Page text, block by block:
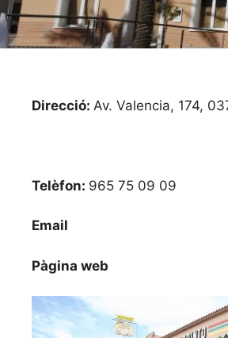
Direcció: Av. Valencia, 174,
Telèfon: 965 75 09 09
Email
Pàgina web